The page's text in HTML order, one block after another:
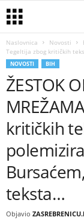
Naslovnica Novosti
Tegeltija zbog kritičkih
NOVOSTI BIH
ŽESTOK
kritičkih
teksta…
Objavio